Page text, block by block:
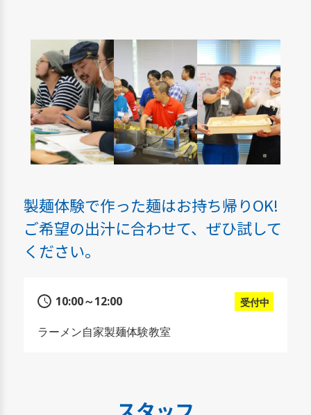
製麺体験で作った麺はお持ち帰りOK!
ご希望の出汁に合わせて、ぜひ試して
ください。
10:00～12:00 受付中
ラーメン自家製麺体験教室